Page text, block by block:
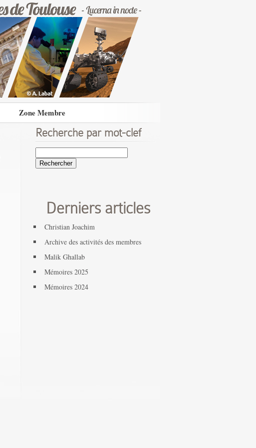
Zone Membre
Recherche par mot-clef
Derniers articles
Christian Joachim
Archive des activités des membres
Malik Ghallab
Mémoires 2025
Mémoires 2024